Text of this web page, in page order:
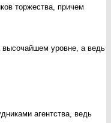
торжества, причем
высочайшем уровне, а ведь
агентства, ведь